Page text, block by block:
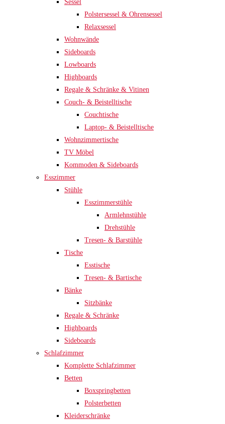
Sessel
Polstersessel & Ohrensessel
Relaxsessel
Wohnwände
Sideboards
Lowboards
Highboards
Regale & Schränke & Vitinen
Couch- & Beistelltische
Couchtische
Laptop- & Beistelltische
Wohnzimmertische
TV Möbel
Kommoden & Sideboards
Esszimmer
Stühle
Esszimmerstühle
Armlehnstühle
Drehstühle
Tresen- & Barstühle
Tische
Esstische
Tresen- & Bartische
Bänke
Sitzbänke
Regale & Schränke
Highboards
Sideboards
Schlafzimmer
Komplette Schlafzimmer
Betten
Boxspringbetten
Polsterbetten
Kleiderschränke